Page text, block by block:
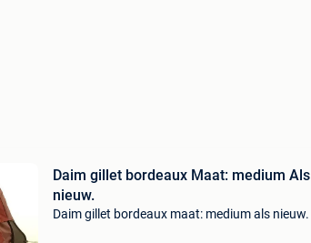
Daim gillet bordeaux Maat: medium Als
nieuw.
Daim gillet bordeaux maat: medium als nieuw.